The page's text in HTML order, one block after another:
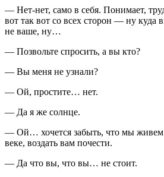
— Нет-нет, само в себя. Понимает,
вот так вот со всех сторон — ну куда
не ваше, ну…
— Позвольте спросить, а вы кто?
— Вы меня не узнали?
— Ой, простите… нет.
— Да я же солнце.
— Ой… хочется забыть, что мы живем
веке, воздать вам почести.
— Да что вы, что вы… не стоит.